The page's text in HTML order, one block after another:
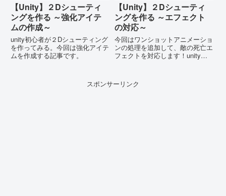
【Unity】２Dシューティ
ングを作る ～強化アイテ
ムの作成～
unity初心者が２Dシューティング
を作ってみる。今回は強化アイテ
ムを作成する記事です。
【Unity】２Dシューティ
ングを作る ～エフェクト
の対応～
今回はワンショットアニメーショ
ンの処理を追加して、敵の死亡エ
フェクトを対応します！unityで
スポンサーリンク